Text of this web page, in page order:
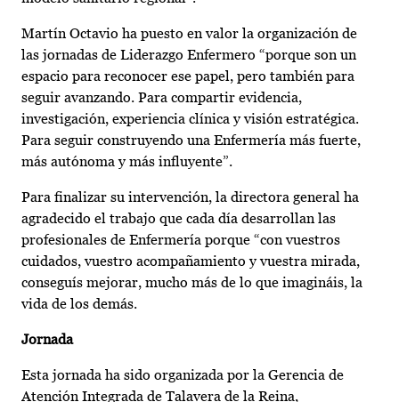
Martín Octavio ha puesto en valor la organización de
las jornadas de Liderazgo Enfermero “porque son un
espacio para reconocer ese papel, pero también para
seguir avanzando. Para compartir evidencia,
investigación, experiencia clínica y visión estratégica.
Para seguir construyendo una Enfermería más fuerte,
más autónoma y más influyente”.
Para finalizar su intervención, la directora general ha
agradecido el trabajo que cada día desarrollan las
profesionales de Enfermería porque “con vuestros
cuidados, vuestro acompañamiento y vuestra mirada,
conseguís mejorar, mucho más de lo que imagináis, la
vida de los demás.
Jornada
Esta jornada ha sido organizada por la Gerencia de
Atención Integrada de Talavera de la Reina,